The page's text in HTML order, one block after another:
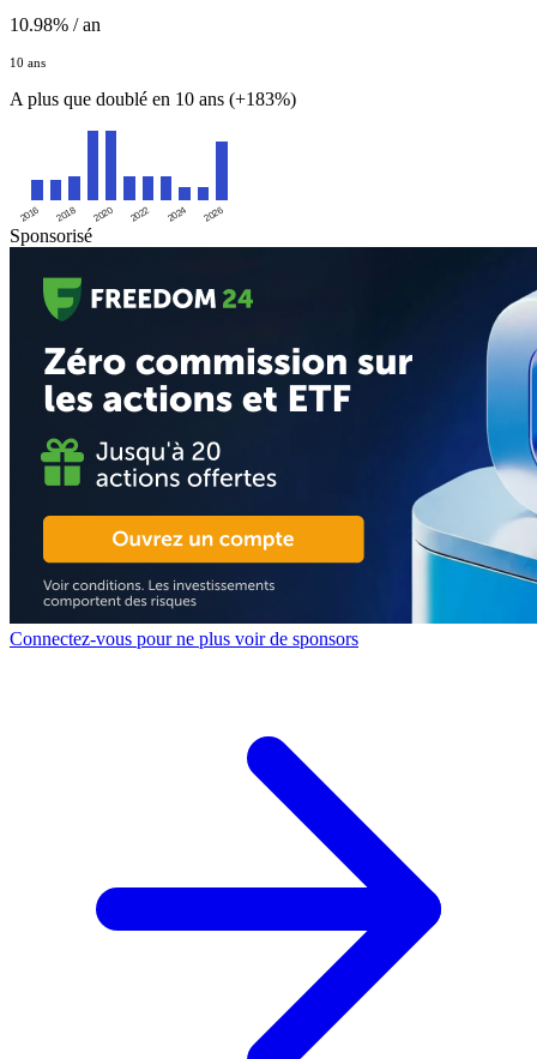
10.98% / an
10 ans
A plus que doublé en 10 ans (+183%)
2016 2018 2020 2022 2024 2026
Sponsorisé
Connectez-vous pour ne plus voir de sponsors